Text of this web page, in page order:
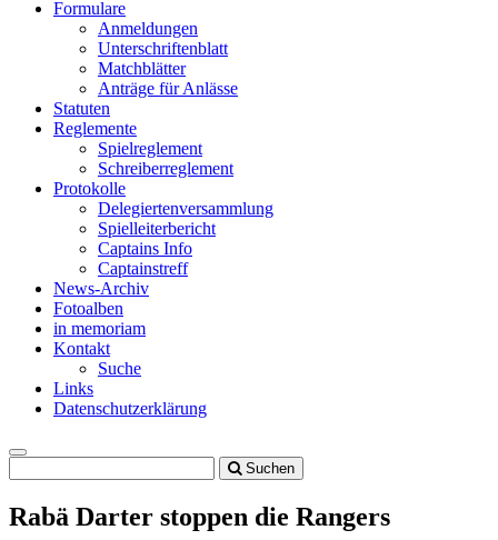
Formulare
Anmeldungen
Unterschriftenblatt
Matchblätter
Anträge für Anlässe
Statuten
Reglemente
Spielreglement
Schreiberreglement
Protokolle
Delegiertenversammlung
Spielleiterbericht
Captains Info
Captainstreff
News-Archiv
Fotoalben
in memoriam
Kontakt
Suche
Links
Datenschutzerklärung
Toggle
navigation
Suchen
Rabä Darter stoppen die Rangers